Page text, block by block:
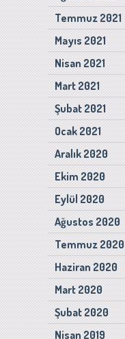
Temmuz 2021
Mayıs 2021
Nisan 2021
Mart 2021
Şubat 2021
Ocak 2021
Aralık 2020
Ekim 2020
Eylül 2020
Ağustos 2020
Temmuz 2020
Haziran 2020
Mart 2020
Şubat 2020
Nisan 2019